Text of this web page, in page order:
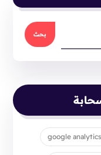
google analytics